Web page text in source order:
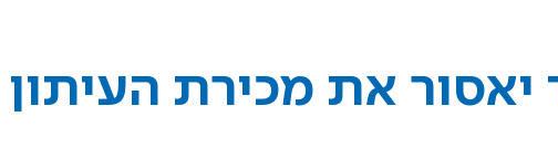
את מכירת העיתון